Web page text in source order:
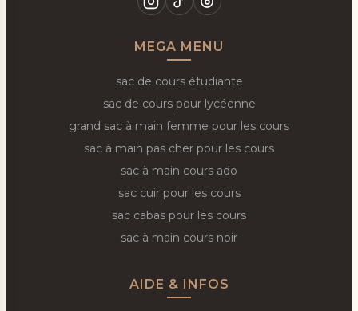
MEGA MENU
sac de cours étudiante
sac de cours pour lycéenne
grand sac à main femme pour les cours
sac à main pas cher pour les cours
sac à main cours ado
sac cuir pour les cours
sac cabas pour les cours
sac à main cours noir
AIDE & INFOS